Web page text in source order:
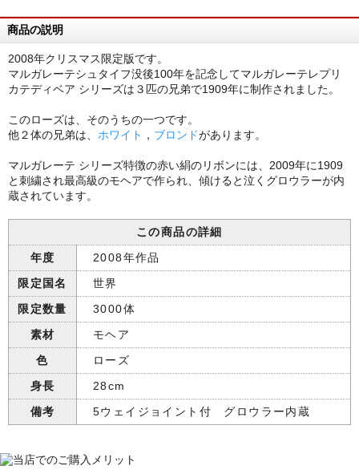
商品の説明
2008年クリスマス限定版です。
マルガレーテシュタイフ没後100年を記念してマルガレーテレプリ
カテディベア シリーズは３匹の兄弟で1909年に制作されました。
このローズは、そのうちの一つです。
他２体の兄弟は、 ホワイト ， ブロンドがあります。
マルガレーテ シリーズ特徴の赤い絹のリボンには、2009年に1909
と刺繍され最高級のモヘアで作られ、傾けると泣くグロウラーが内
蔵されています。
この商品の詳細
年度
2008年作品
限定国名
世界
限定数量
3000体
素材
モヘア
色
ローズ
身長
28cm
備考
5ウェイジョイント付 グロウラー内蔵